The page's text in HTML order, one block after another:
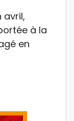
avril,
à la
en